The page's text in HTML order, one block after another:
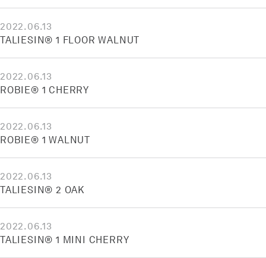
2022.06.13
TALIESIN® 1 FLOOR WALNUT
2022.06.13
ROBIE® 1 CHERRY
2022.06.13
ROBIE® 1 WALNUT
2022.06.13
TALIESIN® 2 OAK
2022.06.13
TALIESIN® 1 MINI CHERRY